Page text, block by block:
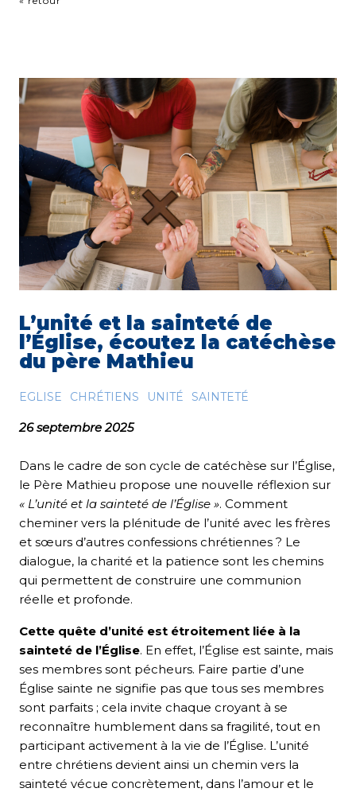
L’unité et la sainteté de
l’Église, écoutez la catéchèse
du père Mathieu
EGLISE CHRÉTIENS UNITÉ SAINTETÉ
26 septembre 2025
Dans le cadre de son cycle de catéchèse sur l’Église,
le Père Mathieu propose une nouvelle réflexion sur
« L’unité et la sainteté de l’Église ». Comment
cheminer vers la plénitude de l’unité avec les frères
et sœurs d’autres confessions chrétiennes ? Le
dialogue, la charité et la patience sont les chemins
qui permettent de construire une communion
réelle et profonde.
Cette quête d’unité est étroitement liée à la
sainteté de l’Église. En effet, l’Église est sainte, mais
ses membres sont pécheurs. Faire partie d’une
Église sainte ne signifie pas que tous ses membres
sont parfaits ; cela invite chaque croyant à se
reconnaître humblement dans sa fragilité, tout en
participant activement à la vie de l’Église. L’unité
entre chrétiens devient ainsi un chemin vers la
sainteté vécue concrètement, dans l’amour et le